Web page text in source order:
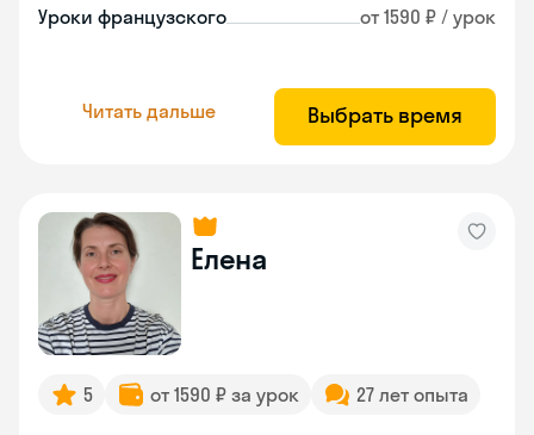
Уроки французского от 1590 ₽ / урок
Читать дальше Выбрать время
Елена
5 от 1590 ₽ за урок 27 лет опыта